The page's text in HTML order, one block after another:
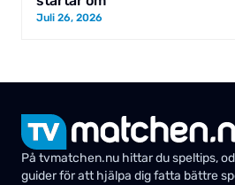
Juli 26, 2026
På tvmatchen.nu hittar du speltips,
guider för att hjälpa dig fatta bättre